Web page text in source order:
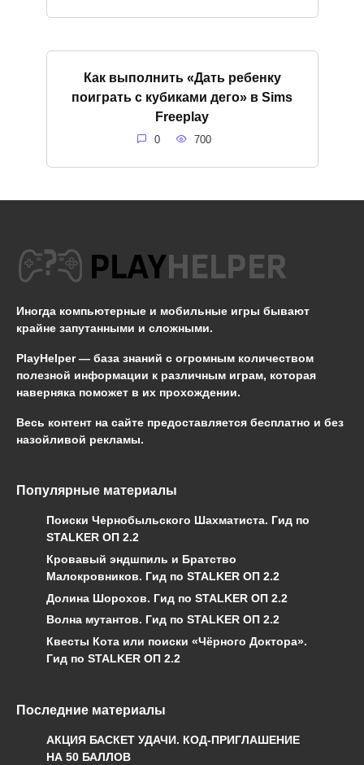
Как выполнить «Дать ребенку
поиграть с кубиками дего» в Sims
Freeplay
0 700
Иногда компьютерные и мобильные игры бывают
крайне запутанными и сложными.
PlayHelper — база знаний с огромным количеством
полезной информации к различным играм, которая
наверняка поможет в их прохождении.
Весь контент на сайте предоставляется бесплатно и без
назойливой рекламы.
Популярные материалы
Поиски Чернобыльского Шахматиста. Гид по
STALKER ОП 2.2
Кровавый эндшпиль и Братство
Малокровников. Гид по STALKER ОП 2.2
Долина Шорохов. Гид по STALKER ОП 2.2
Волна мутантов. Гид по STALKER ОП 2.2
Квесты Кота или поиски «Чёрного Доктора».
Гид по STALKER ОП 2.2
Последние материалы
АКЦИЯ БАСКЕТ УДАЧИ. КОД-ПРИГЛАШЕНИЕ
НА 50 БАЛЛОВ